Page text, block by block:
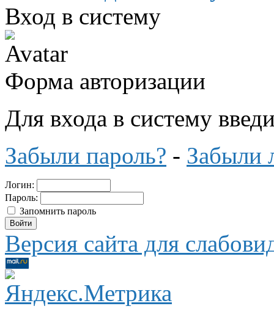
Вход в систему
Форма авторизации
Для входа в систему
Забыли пароль? - Забыли
Логин:
Пароль:
Запомнить пароль
Версия сайта для